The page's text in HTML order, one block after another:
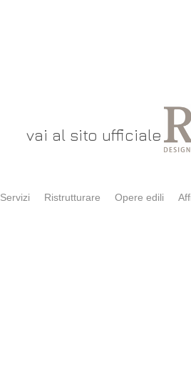
vai al sito ufficiale
Servizi Ristrutturare Opere edili